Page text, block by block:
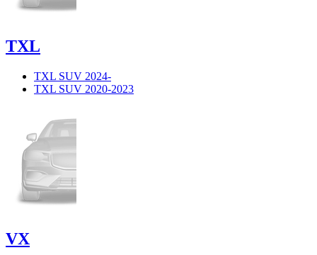
TXL
TXL SUV 2024-
TXL SUV 2020-2023
VX